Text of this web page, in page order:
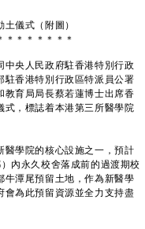
儀式（附圖）
＊ ＊ ＊ ＊ ＊ ＊ ＊
央人民政府駐香港特別行政
駐香港特別行政區特派員公署
教育局局長蔡若蓮博士出席香
式，標誌着本港第三所醫學院
學院的核心設施之一，預計
內永久校舍落成前的過渡期校
牛潭尾預留土地，作為新醫學
會為此預留資源並全力支持盡